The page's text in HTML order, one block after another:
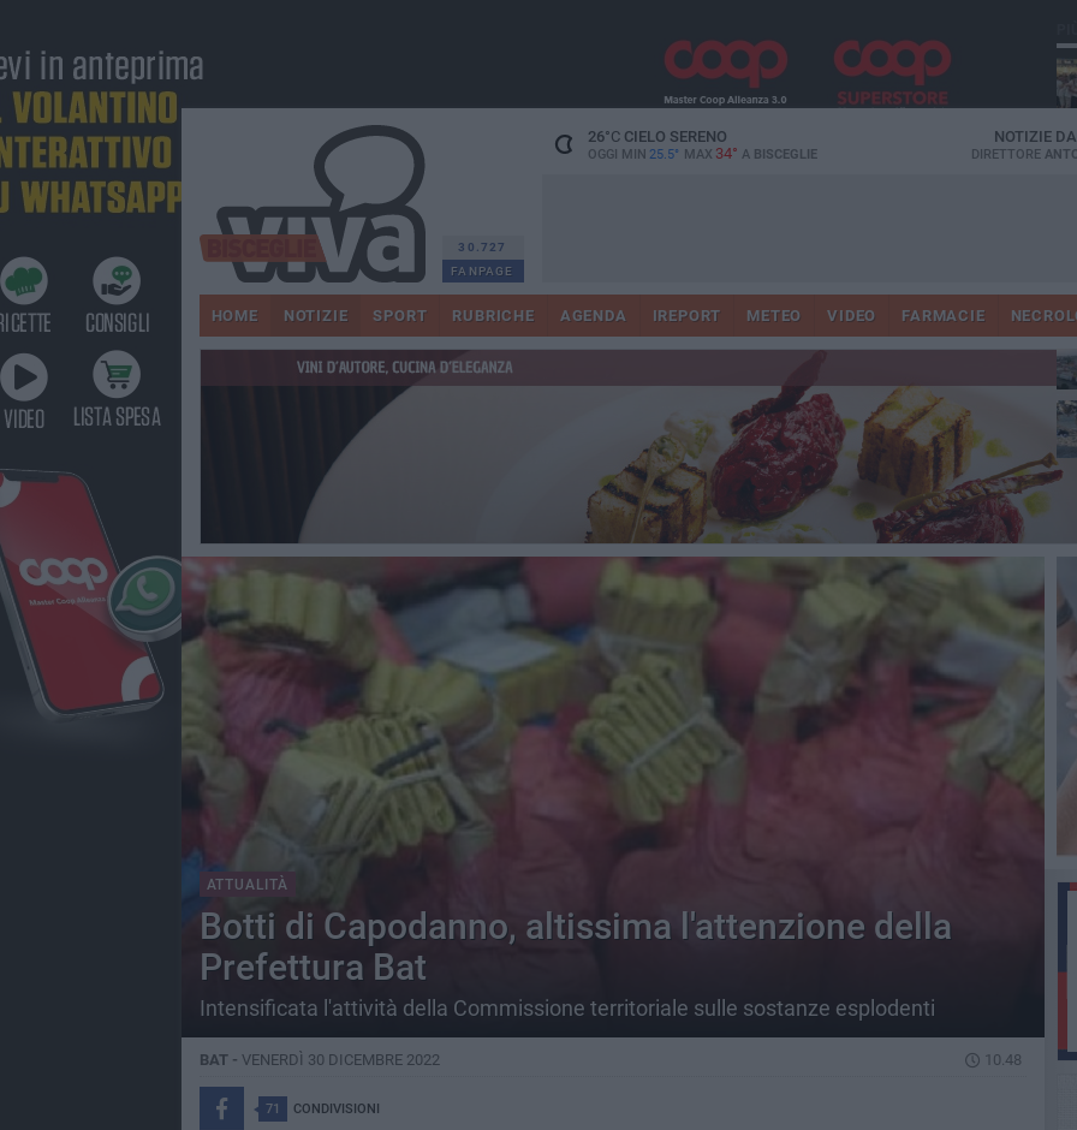
30.727
FANPAGE
26°CCIELO SERENO
OGGI MIN 25.5° MAX 34° A BISCEGLIE
NOTIZIE
DIRETTORE
HOME NOTIZIE SPORT RUBRICHE AGENDA IREPORT METEO VIDEO FARMACIE
ATTUALITÀ
Botti di Capodanno, altissima l'attenzione della
Prefettura Bat
Intensificata l'attività della Commissione territoriale sulle sostanze esplodenti
BAT - VENERDÌ 30 DICEMBRE 2022 10.48
71 CONDIVISIONI